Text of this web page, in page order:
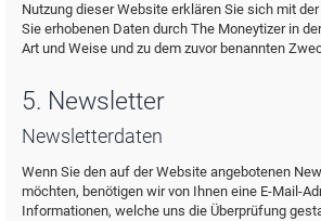
Nutzung dieser Website erklären Sie sich mit
Sie erhobenen Daten durch The Moneytizer in
Art und Weise und zu dem zuvor benannten
5. Newsletter
Newsletterdaten
Wenn Sie den auf der Website angebotenen
möchten, benötigen wir von Ihnen eine E-Mail-
Informationen, welche uns die Überprüfung